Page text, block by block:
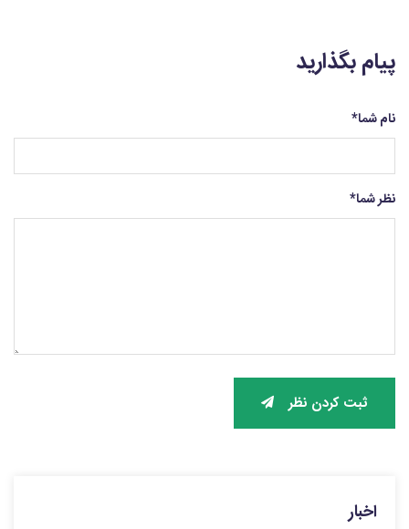
پیام بگذارید
نام شما*
نظر شما*
ثبت کردن نظر
اخبار